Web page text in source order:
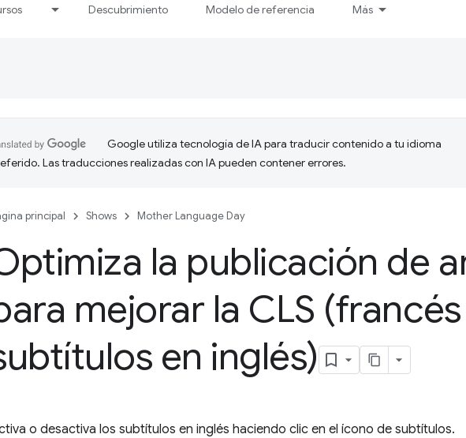
Descubrimiento Modelo de referencia Más
Google utiliza tecnología de IA para traducir contenido a tu idioma
Las traducciones realizadas con IA pueden contener errores.
principal Shows Mother Language Day
la publicación de
mejorar la CLS
en inglés)
o desactiva los subtítulos en inglés haciendo clic en el ícono de subtítulos.